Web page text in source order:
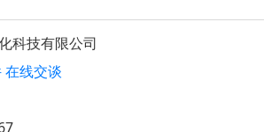
科技有限公司
在线交谈